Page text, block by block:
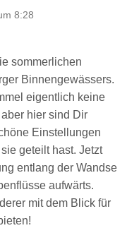
8:28
sommerlichen
Binnengewässers.
eigentlich keine
hier sind Dir
Einstellungen
geteilt hast. Jetzt
entlang der Wandse
aufwärts.
mit dem Blick für